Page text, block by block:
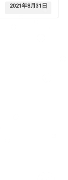
2021年8月31日